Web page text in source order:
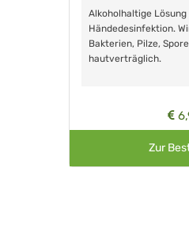
Alkoholhaltige
Händedesinfektion.
Bakterien, Pilze,
hautverträglich.
Zur